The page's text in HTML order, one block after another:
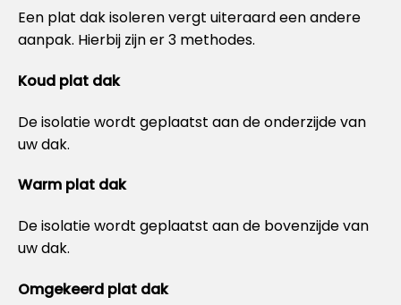
Een plat dak isoleren vergt uiteraard een andere
aanpak. Hierbij zijn er 3 methodes.
Koud plat dak
De isolatie wordt geplaatst aan de onderzijde van
uw dak.
Warm plat dak
De isolatie wordt geplaatst aan de bovenzijde van
uw dak.
Omgekeerd plat dak